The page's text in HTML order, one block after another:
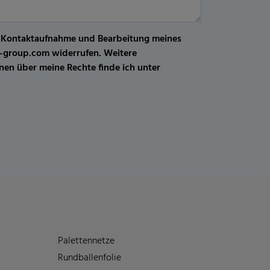
und Bearbeitung meines
widerrufen. Weitere
über meine Rechte finde ich unter
Palettennetze
Rundballenfolie